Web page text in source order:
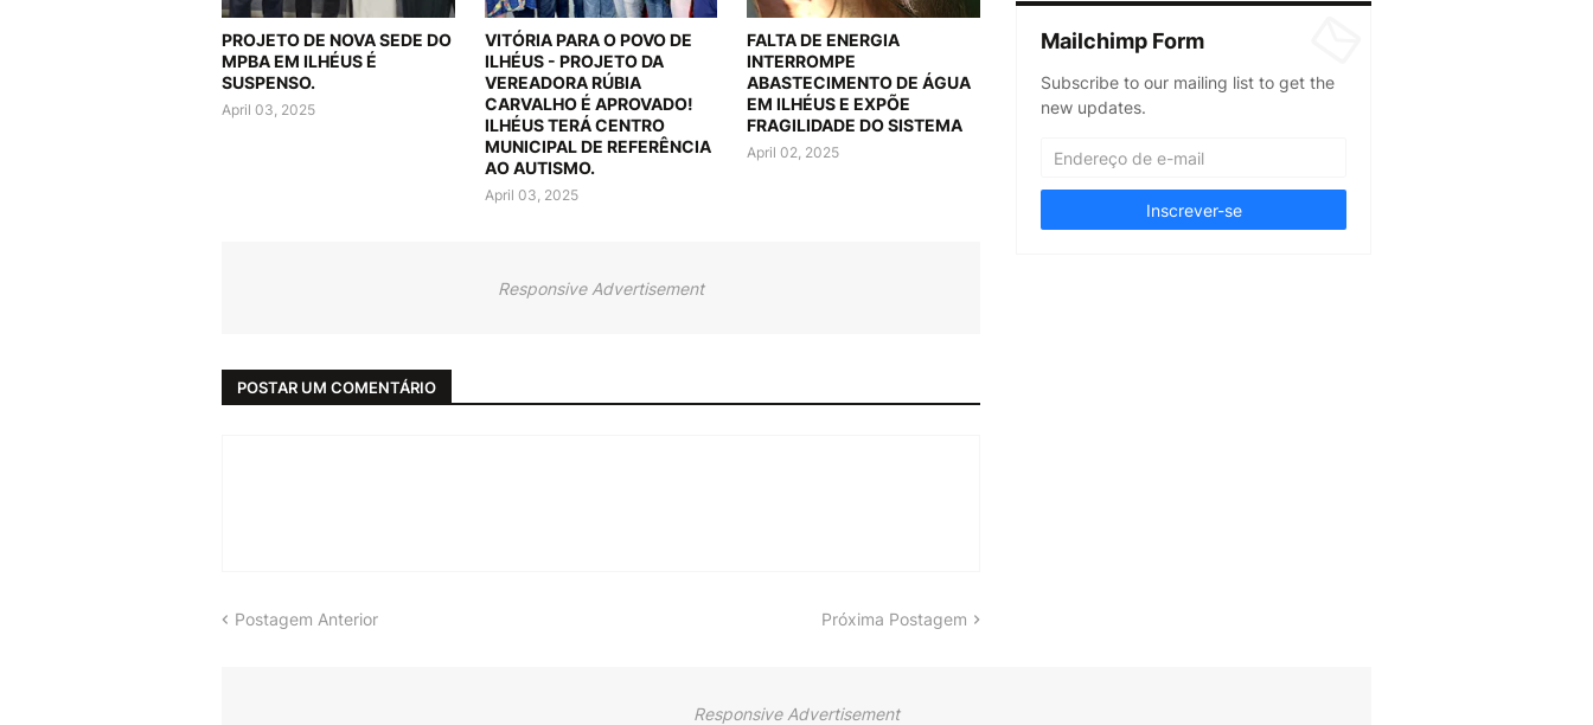
PROJETO DE NOVA SEDE DO
MPBA EM ILHÉUS É
SUSPENSO.
April 03, 2025
VITÓRIA PARA O POVO DE
ILHÉUS - PROJETO DA
VEREADORA RÚBIA
CARVALHO É APROVADO!
ILHÉUS TERÁ CENTRO
MUNICIPAL DE REFERÊNCIA
AO AUTISMO.
April 03, 2025
FALTA DE ENERGIA
INTERROMPE
ABASTECIMENTO DE ÁGUA
EM ILHÉUS E EXPÕE
FRAGILIDADE DO SISTEMA
April 02, 2025
Responsive Advertisement
POSTAR UM COMENTÁRIO
Postagem Anterior Próxima Postagem
Mailchimp Form
Subscribe to our mailing list to get the
new updates.
Responsive Advertisement